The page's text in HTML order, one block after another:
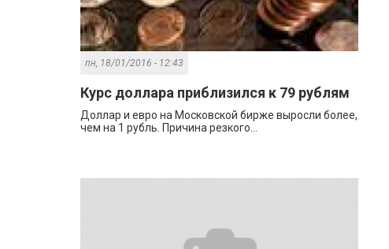
пн, 18/01/2016 - 12:43
Курс доллара приблизился к 79 рублям
Доллар и евро на Московской бирже выросли более,
чем на 1 рубль. Причина резкого...